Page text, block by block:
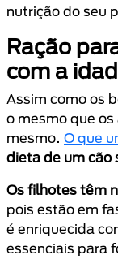
nutrição do seu
Ração
com a
Assim como os
o mesmo que
mesmo. O que
dieta de um cão
Os filhotes têm
pois estão em
é enriquecida
essenciais para